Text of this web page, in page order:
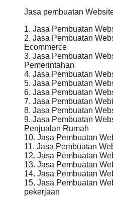
Jasa pembuatan
1. Jasa Pembuatan
2. Jasa Pembuatan
Ecommerce
3. Jasa Pembuatan
Pemerintahan
4. Jasa Pembuatan
5. Jasa Pembuatan
6. Jasa Pembuatan
7. Jasa Pembuatan
8. Jasa Pembuatan
9. Jasa Pembuatan
Penjualan Rumah
10. Jasa Pembuatan
11. Jasa Pembuatan
12. Jasa Pembuatan
13. Jasa Pembuatan
14. Jasa Pembuatan
15. Jasa Pembuatan
pekerjaan